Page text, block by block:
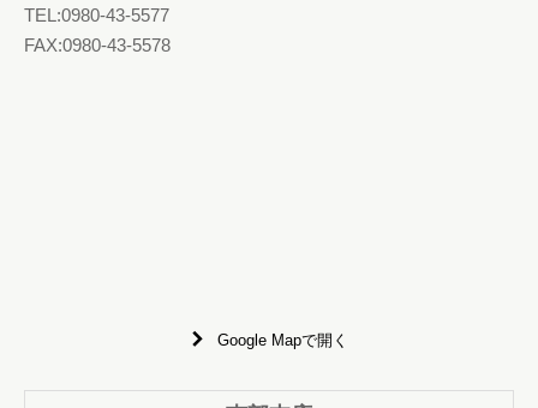
TEL:0980-43-5577
FAX:0980-43-5578
Google Mapで開く